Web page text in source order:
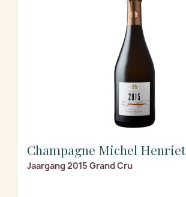
Champagne Michel Henriet
Jaargang 2015 Grand Cru